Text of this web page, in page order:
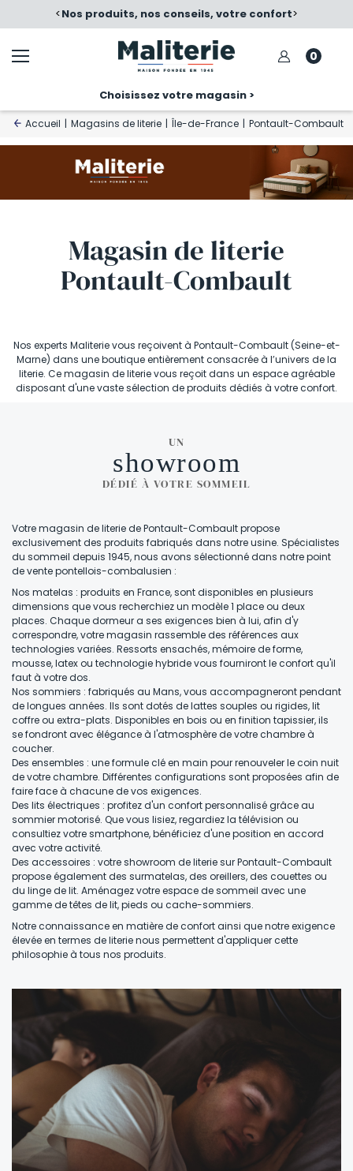
<
votre confort Satisfait ou échangé >
0
Choisissez votre magasin >
Accueil | Magasins de literie | Île-de-France | Pontault-Combault
Magasin de literie
Pontault-Combault
Nos experts Maliterie vous reçoivent à Pontault-Combault (Seine-et-
Marne) dans une boutique entièrement consacrée à l’univers de la
literie. Ce magasin de literie vous reçoit dans un espace agréable
disposant d'une vaste sélection de produits dédiés à votre confort.
UN
showroom
DÉDIÉ À VOTRE SOMMEIL
Votre magasin de literie de Pontault-Combault propose
exclusivement des produits fabriqués dans notre usine. Spécialistes
du sommeil depuis 1945, nous avons sélectionné dans notre point
de vente pontellois-combalusien :
Nos matelas : produits en France, sont disponibles en plusieurs
dimensions que vous recherchiez un modèle 1 place ou deux
places. Chaque dormeur a ses exigences bien à lui, afin d'y
correspondre, votre magasin rassemble des références aux
technologies variées. Ressorts ensachés, mémoire de forme,
mousse, latex ou technologie hybride vous fourniront le confort qu'il
faut à votre dos.
Nos sommiers : fabriqués au Mans, vous accompagneront pendant
de longues années. Ils sont dotés de lattes souples ou rigides, lit
coffre ou extra-plats. Disponibles en bois ou en finition tapissier, ils
se fondront avec élégance à l'atmosphère de votre chambre à
coucher.
Des ensembles : une formule clé en main pour renouveler le coin nuit
de votre chambre. Différentes configurations sont proposées afin de
faire face à chacune de vos exigences.
Des lits électriques : profitez d'un confort personnalisé grâce au
sommier motorisé. Que vous lisiez, regardiez la télévision ou
consultiez votre smartphone, bénéficiez d'une position en accord
avec votre activité.
Des accessoires : votre showroom de literie sur Pontault-Combault
propose également des surmatelas, des oreillers, des couettes ou
du linge de lit. Aménagez votre espace de sommeil avec une
gamme de têtes de lit, pieds ou cache-sommiers.
Notre connaissance en matière de confort ainsi que notre exigence
élevée en termes de literie nous permettent d'appliquer cette
philosophie à tous nos produits.